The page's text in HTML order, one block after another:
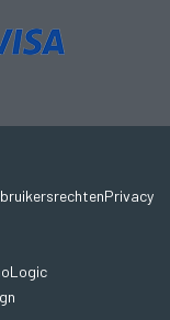
Privacy